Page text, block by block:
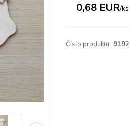
0,68 EUR/ks
Číslo produktu: 9192